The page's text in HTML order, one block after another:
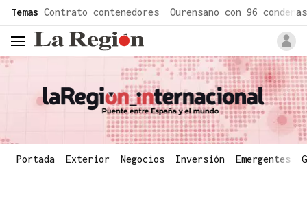
Temas Contrato contenedores Ourensano con 96 condenas
header.menu.open
Portada Exterior Negocios Inversión Emergentes